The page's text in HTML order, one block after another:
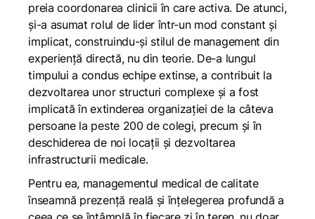
preia coordonarea clinicii în care activa. De atunci,
și-a asumat rolul de lider într-un mod constant și
implicat, construindu-și stilul de management din
experiență directă, nu din teorie. De-a lungul
timpului a condus echipe extinse, a contribuit la
dezvoltarea unor structuri complexe și a fost
implicată în extinderea organizației de la câteva
persoane la peste 200 de colegi, precum și în
deschiderea de noi locații și dezvoltarea
infrastructurii medicale.
Pentru ea, managementul medical de calitate
înseamnă prezență reală și înțelegerea profundă a